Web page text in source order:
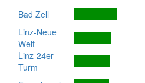
Bad Zell
Linz-Neue
Welt
Linz-24er-
Turm